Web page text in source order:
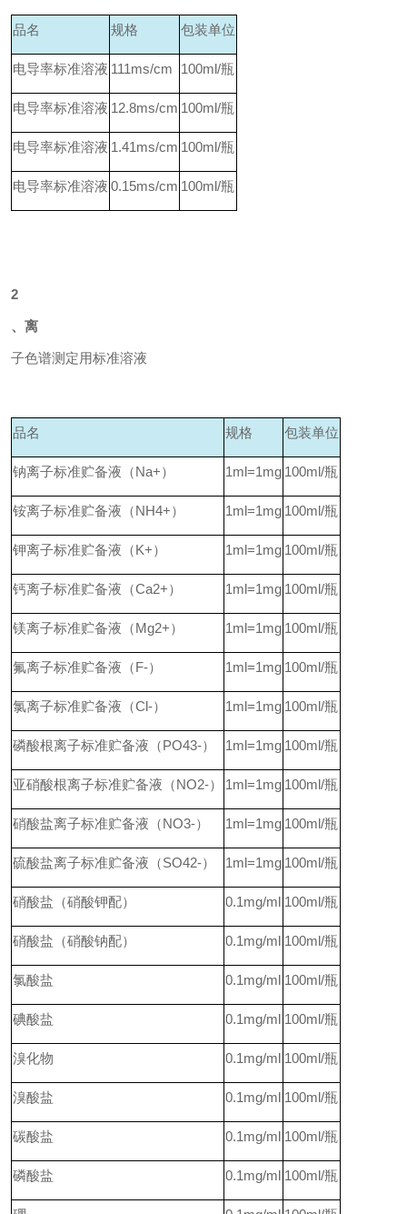
品名 规格 包装单位
电导率标准溶液 111ms/cm 100ml/瓶
电导率标准溶液 12.8ms/cm 100ml/瓶
电导率标准溶液 1.41ms/cm 100ml/瓶
电导率标准溶液 0.15ms/cm 100ml/瓶
2
、离
子色谱测定用标准溶液
品名 规格 包装单位
钠离子标准贮备液（Na+） 1ml=1mg 100ml/瓶
铵离子标准贮备液（NH4+） 1ml=1mg 100ml/瓶
钾离子标准贮备液（K+） 1ml=1mg 100ml/瓶
钙离子标准贮备液（Ca2+） 1ml=1mg 100ml/瓶
镁离子标准贮备液（Mg2+） 1ml=1mg 100ml/瓶
氟离子标准贮备液（F-） 1ml=1mg 100ml/瓶
氯离子标准贮备液（Cl-） 1ml=1mg 100ml/瓶
磷酸根离子标准贮备液（PO43-） 1ml=1mg 100ml/瓶
亚硝酸根离子标准贮备液（NO2-） 1ml=1mg 100ml/瓶
硝酸盐离子标准贮备液（NO3-） 1ml=1mg 100ml/瓶
硫酸盐离子标准贮备液（SO42-） 1ml=1mg 100ml/瓶
硝酸盐（硝酸钾配） 0.1mg/ml 100ml/瓶
硝酸盐（硝酸钠配） 0.1mg/ml 100ml/瓶
氯酸盐 0.1mg/ml 100ml/瓶
碘酸盐 0.1mg/ml 100ml/瓶
溴化物 0.1mg/ml 100ml/瓶
溴酸盐 0.1mg/ml 100ml/瓶
碳酸盐 0.1mg/ml 100ml/瓶
磷酸盐 0.1mg/ml 100ml/瓶